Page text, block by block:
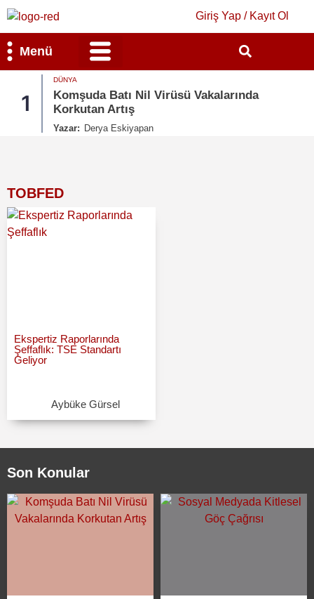
Giriş Yap / Kayıt Ol
Menü
1
DÜNYA
Komşuda Batı Nil Virüsü Vakalarında
Korkutan Artış
Yazar: Derya Eskiyapan
TOBFED
Ekspertiz Raporlarında
Şeffaflık: TSE Standartı
Geliyor
Aybüke Gürsel
Son Konular